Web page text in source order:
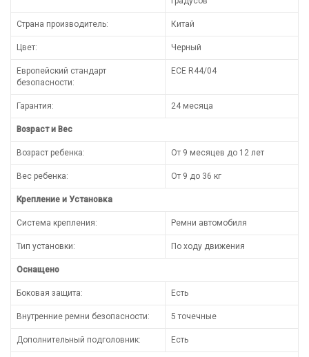
Страна производитель: Китай
Цвет: Черный
Европейский стандарт
безопасности:
ECE R44/04
Гарантия: 24 месяца
Возраст и Вес
Возраст ребенка: От 9 месяцев до 12 лет
Вес ребенка: От 9 до 36 кг
Крепление и Установка
Система крепления: Ремни автомобиля
Тип установки: По ходу движения
Оснащено
Боковая защита: Есть
Внутренние ремни безопасности: 5 точечные
Дополнительный подголовник: Есть